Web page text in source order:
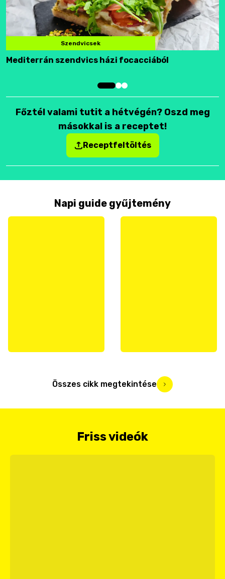
Szendvicsek
Mediterrán szendvics házi focacciából
Főztél valami tutit a hétvégén? Oszd meg
másokkal is a receptet!
Receptfeltöltés
Napi guide gyűjtemény
Összes cikk megtekintése
Friss videók